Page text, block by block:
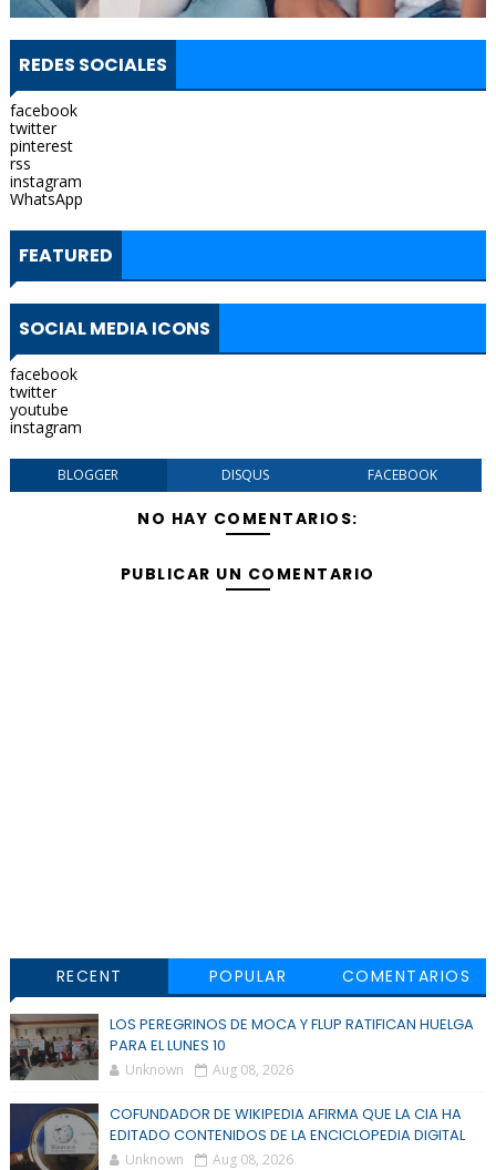
REDES SOCIALES
facebook
twitter
pinterest
rss
instagram
WhatsApp
FEATURED
SOCIAL MEDIA ICONS
facebook
twitter
youtube
instagram
BLOGGER DISQUS FACEBOOK
NO HAY COMENTARIOS:
PUBLICAR UN COMENTARIO
RECENT POPULAR COMENTARIOS
LOS PEREGRINOS DE MOCA Y FLUP RATIFICAN HUELGA
PARA EL LUNES 10
Unknown Aug 08, 2026
COFUNDADOR DE WIKIPEDIA AFIRMA QUE LA CIA HA
EDITADO CONTENIDOS DE LA ENCICLOPEDIA DIGITAL
Unknown Aug 08, 2026